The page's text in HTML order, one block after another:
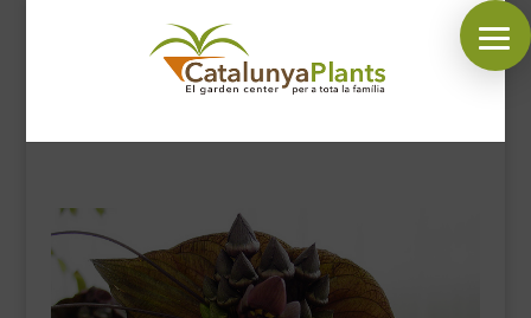
SÍGUENOS EN:
INICIO
PLANTAS
COMPLEMENTOS JARDÍN